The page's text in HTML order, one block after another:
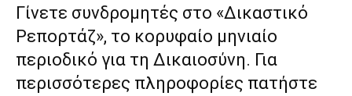
Γίνετε συνδρομητές στο «Δικαστικό
Ρεπορτάζ», το κορυφαίο μηνιαίο
περιοδικό για τη Δικαιοσύνη. Για
περισσότερες πληροφορίες πατήστε